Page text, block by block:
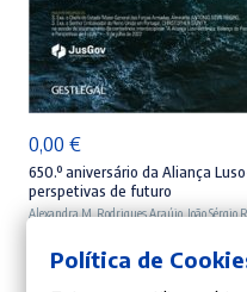
0,00 €
650.º aniversário da Aliança
perspetivas de futuro
Alexandra M. Rodrigues Araújo,João Sérgio
Política de